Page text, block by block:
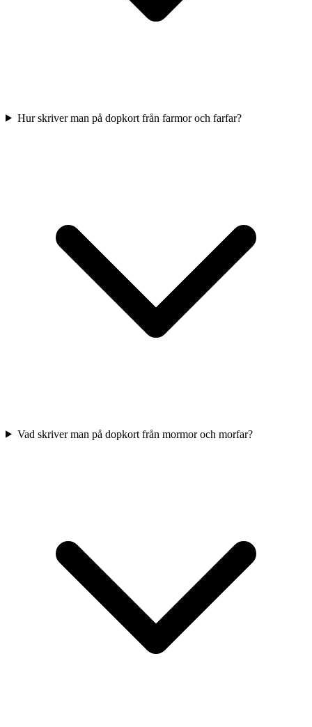
Hur skriver man på dopkort från farmor och farfar?
Vad skriver man på dopkort från mormor och morfar?